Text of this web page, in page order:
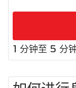
1 分钟至 5 分